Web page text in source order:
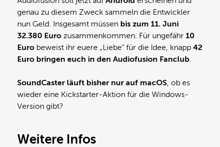
genau zu diesem Zweck sammeln die Entwickler
nun Geld. Insgesamt müssen bis zum 11. Juni
32.380 Euro zusammenkommen. Für ungefähr 10
Euro beweist ihr euere „Liebe“ für die Idee, knapp 42
Euro bringen euch in den Audiofusion Fanclub
SoundCaster läuft bisher nur auf macOS , ob es
wieder eine Kickstarter-Aktion für die Windows-
Version gibt?
Weitere Infos